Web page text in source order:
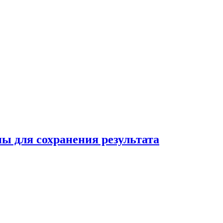
для сохранения результата